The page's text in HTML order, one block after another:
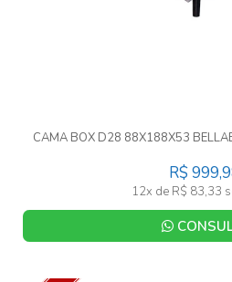
CAMA BOX D28 88X188X53
R$
12x de R$ 83,33